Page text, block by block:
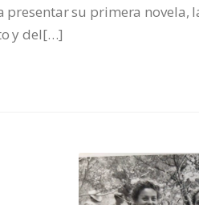
presentar su primera
y del[…]